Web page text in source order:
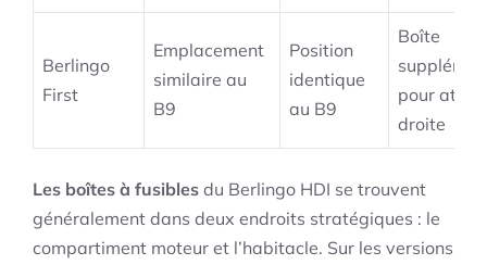
Berlingo
First
Emplacement
similaire au
B9
Position
identique
au B9
Boîte
pour
droite
Les boîtes à fusibles du Berlingo HDI se trouvent
généralement dans deux endroits stratégiques : le
compartiment moteur et l’habitacle. Sur les versions